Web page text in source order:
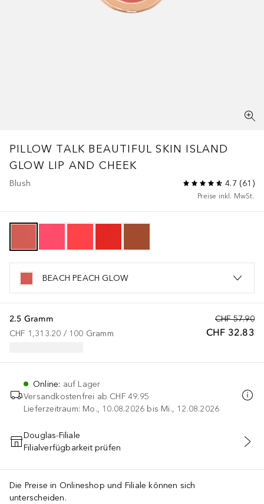
PILLOW TALK BEAUTIFUL SKIN ISLAND
GLOW LIP AND CHEEK
Blush 4.7 (61 )
Preise inkl. MwSt.
BEACH PEACH GLOW
CHF 57.90
CHF 32.83
2.5 Gramm
CHF 1,313.20 / 100 Gramm
Online: auf Lager
Versandkostenfrei ab CHF 49.95
Lieferzeitraum: Mo., 10.08.2026 bis Mi., 12.08.2026
IN DEN WARENKORB
Douglas-Filiale
Filialverfügbarkeit prüfen
Die Preise in Onlineshop und Filiale können sich
unterscheiden.